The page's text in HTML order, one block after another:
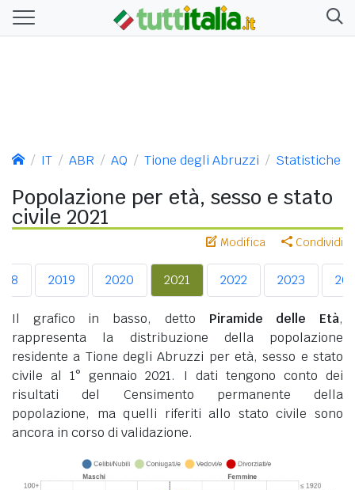
IT ABR AQ Tione degli Abruzzi Statistiche
Popolazione per età, sesso e stato
civile 2021
Modifica Condividi
2019 2020 2021 2022 2023
Il grafico in basso, detto Piramide delle Età,
rappresenta la distribuzione della popolazione
residente a Tione degli Abruzzi per età, sesso e stato
civile al 1° gennaio 2021. I dati tengono conto dei
risultati del Censimento permanente della
popolazione, ma quelli riferiti allo stato civile sono
ancora in corso di validazione.